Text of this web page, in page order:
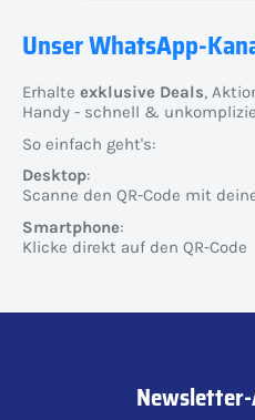
Unser WhatsApp-
Erhalte exklusive Deals,
Handy - schnell &
So einfach geht's:
Desktop:
Scanne den QR-Code mit
Smartphone:
Klicke direkt auf den QR-Code